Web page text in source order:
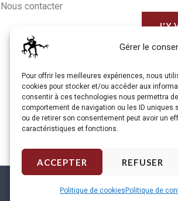
Gérer le
Pour offrir les meilleures expériences, nous
cookies pour stocker et/ou accéder aux
consentir à ces technologies nous permettra
comportement de navigation ou les ID uniques
ou de retirer son consentement peut avoir un
caractéristiques et fonctions.
ACCEPTER REFUSER
Politique de cookies Politique de
Nous contacter
J'Y